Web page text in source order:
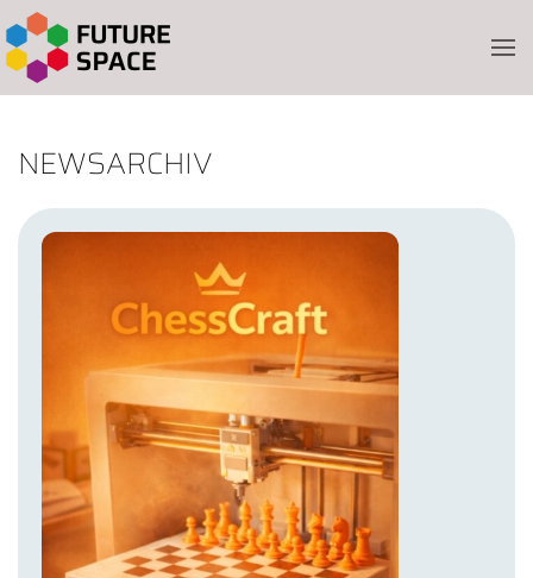
Skip to main content
NEWSARCHIV